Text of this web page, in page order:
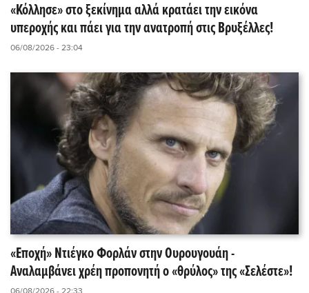
«Κόλλησε» στο ξεκίνημα αλλά κρατάει την εικόνα
υπεροχής και πάει για την ανατροπή στις Βρυξέλλες!
06/08/2026 - 23:04
«Εποχή» Ντιέγκο Φορλάν στην Ουρουγουάη -
Αναλαμβάνει χρέη προπονητή ο «θρύλος» της «Σελέστε»!